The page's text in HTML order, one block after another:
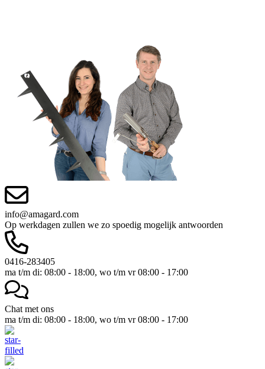
info@amagard.com
Op werkdagen zullen we zo spoedig mogelijk antwoorden
0416-283405
ma t/m di: 08:00 - 18:00, wo t/m vr 08:00 - 17:00
Chat met ons
ma t/m di: 08:00 - 18:00, wo t/m vr 08:00 - 17:00